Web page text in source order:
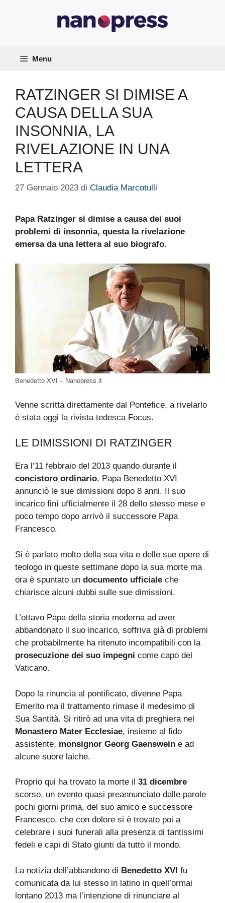
Menu
RATZINGER SI DIMISE A
CAUSA DELLA SUA
INSONNIA, LA
RIVELAZIONE IN UNA
LETTERA
27 Gennaio 2023 di Claudia Marcotulli
Papa Ratzinger si dimise a causa dei suoi
problemi di insonnia, questa la rivelazione
emersa da una lettera al suo biografo.
Benedetto XVI – Nanopress.it
Venne scritta direttamente dal Pontefice, a rivelarlo
è stata oggi la rivista tedesca Focus.
LE DIMISSIONI DI RATZINGER
Era l’11 febbraio del 2013 quando durante il
concistoro ordinario, Papa Benedetto XVI
annunciò le sue dimissioni dopo 8 anni. Il suo
incarico finì ufficialmente il 28 dello stesso mese e
poco tempo dopo arrivò il successore Papa
Francesco.
Si è parlato molto della sua vita e delle sue opere di
teologo in queste settimane dopo la sua morte ma
ora è spuntato un documento ufficiale che
chiarisce alcuni dubbi sulle sue dimissioni.
L’ottavo Papa della storia moderna ad aver
abbandonato il suo incarico, soffriva già di problemi
che probabilmente ha ritenuto incompatibili con la
prosecuzione dei suo impegni come capo del
Vaticano.
Dopo la rinuncia al pontificato, divenne Papa
Emerito ma il trattamento rimase il medesimo di
Sua Santità. Si ritirò ad una vita di preghiera nel
Monastero Mater Ecclesiae, insieme al fido
assistente, monsignor Georg Gaenswein e ad
alcune suore laiche.
Proprio qui ha trovato la morte il 31 dicembre
scorso, un evento quasi preannunciato dalle parole
pochi giorni prima, del suo amico e successore
Francesco, che con dolore si è trovato poi a
celebrare i suoi funerali alla presenza di tantissimi
fedeli e capi di Stato giunti da tutto il mondo.
La notizia dell’abbandono di Benedetto XVI fu
comunicata da lui stesso in latino in quell’ormai
lontano 2013 ma l’intenzione di rinunciare al